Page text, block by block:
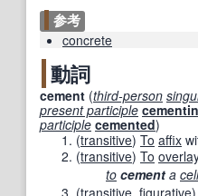
参考
concrete
動詞
cement (third-person
present participle
participle cemented)
(transitive) To affix
(transitive) To
to cement a